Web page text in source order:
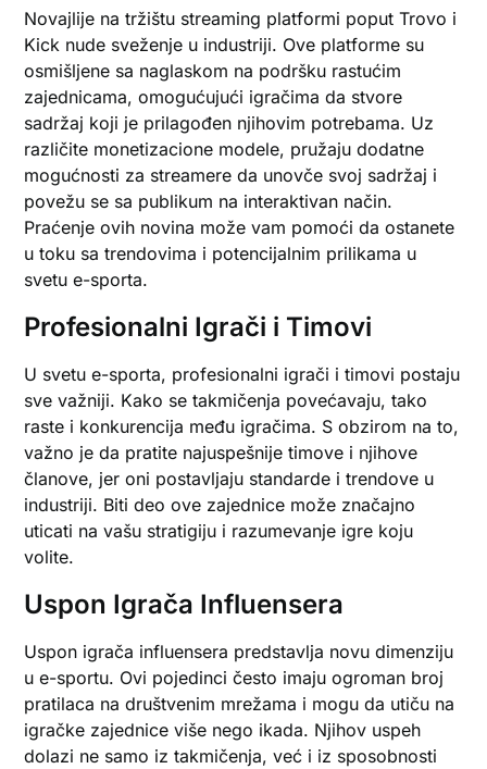
Novajlije na tržištu streaming platformi poput Trovo i
Kick nude sveženje u industriji. Ove platforme su
osmišljene sa naglaskom na podršku rastućim
zajednicama, omogućujući igračima da stvore
sadržaj koji je prilagođen njihovim potrebama. Uz
različite monetizacione modele, pružaju dodatne
mogućnosti za streamere da unovče svoj sadržaj i
povežu se sa publikum na interaktivan način.
Praćenje ovih novina može vam pomoći da ostanete
u toku sa trendovima i potencijalnim prilikama u
svetu e-sporta.
Profesionalni Igrači i Timovi
U svetu e-sporta, profesionalni igrači i timovi postaju
sve važniji. Kako se takmičenja povećavaju, tako
raste i konkurencija među igračima. S obzirom na to,
važno je da pratite najuspešnije timove i njihove
članove, jer oni postavljaju standarde i trendove u
industriji. Biti deo ove zajednice može značajno
uticati na vašu stratigiju i razumevanje igre koju
volite.
Uspon Igrača Influensera
Uspon igrača influensera predstavlja novu dimenziju
u e-sportu. Ovi pojedinci često imaju ogroman broj
pratilaca na društvenim mrežama i mogu da utiču na
igračke zajednice više nego ikada. Njihov uspeh
dolazi ne samo iz takmičenja, već i iz sposobnosti